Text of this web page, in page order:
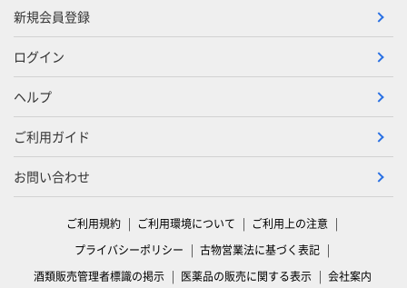
新規会員登録
ログイン
ヘルプ
ご利用ガイド
お問い合わせ
ご利用規約 ご利用環境について
ご利用上の注意
プライバシーポリシー
古物営業法に基づく表記
酒類販売管理者標識の掲示
医薬品の販売に関する表示 会社案内